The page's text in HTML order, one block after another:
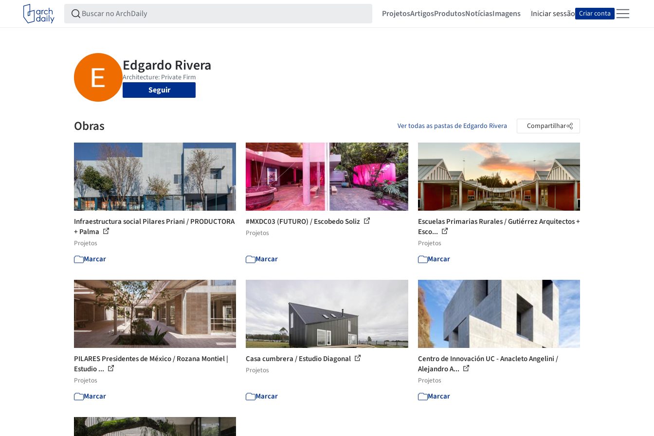
ProjetosArtigosProdutosNotíciasImagens Iniciar sessão Criar conta
Seguir
Obras Ver todas as pastas de Edgardo Rivera Compartilhar
Infraestructura social Pilares Priani / PRODUCTORA
+ Palma
Projetos
Marcar
#MXDC03 (FUTURO) / Escobedo Soliz
Projetos
Marcar
Escuelas Primarias Rurales / Gutiérrez Arquitectos +
Esco...
Projetos
Marcar
PILARES Presidentes de México / Rozana Montiel |
Estudio ...
Projetos
Marcar
Casa cumbrera / Estudio Diagonal
Projetos
Marcar
Centro de Innovación UC - Anacleto Angelini /
Alejandro A...
Projetos
Marcar